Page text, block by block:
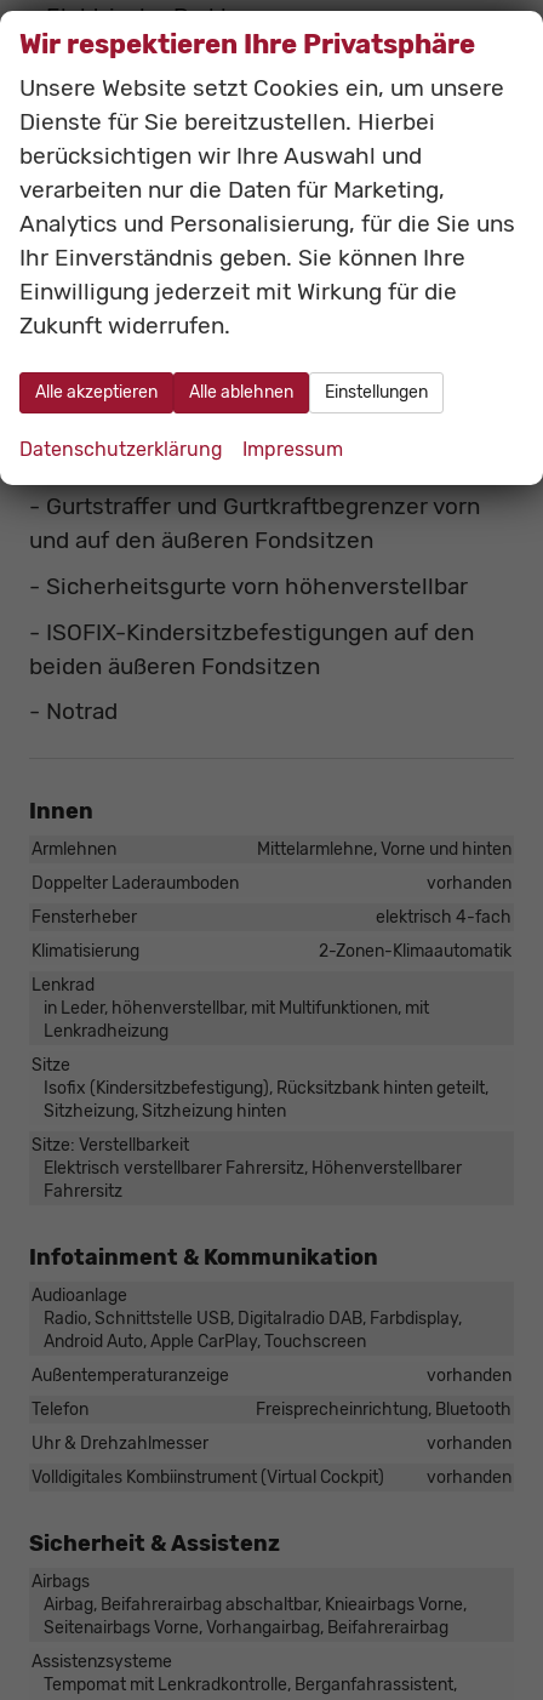
- Elektrische Parkbremse
- Berganfahrhilfe
- Akustisches Fahrzeug-Warnsystem (AVAS)
- Rückfahrkamera
- Einparkhilfe vorn und hinten mit aktiver
Bremsunterstützung
- eCall (automatischer Notruf)
- Airbags vorn für Fahrer und Beifahrer
- Knieairbag vorn für Fahrer
- Seitenairbags vorn
- Vorhangairbags vorn und hinten
- Gurtstraffer und Gurtkraftbegrenzer vorn
und auf den äußeren Fondsitzen
- Sicherheitsgurte vorn höhenverstellbar
- ISOFIX-Kindersitzbefestigungen auf den
beiden äußeren Fondsitzen
- Notrad
Innen
Armlehnen
Mittelarmlehne, Vorne und hinten
Doppelter Laderaumboden
vorhanden
Fensterheber
elektrisch 4-fach
Klimatisierung
2-Zonen-Klimaautomatik
Lenkrad
in Leder, höhenverstellbar, mit Multifunktionen, mit
Lenkradheizung
Sitze
Isofix (Kindersitzbefestigung), Rücksitzbank hinten geteilt,
Sitzheizung, Sitzheizung hinten
Sitze: Verstellbarkeit
Elektrisch verstellbarer Fahrersitz, Höhenverstellbarer
Fahrersitz
Infotainment & Kommunikation
Audioanlage
Radio, Schnittstelle USB, Digitalradio DAB, Farbdisplay,
Android Auto, Apple CarPlay, Touchscreen
Außentemperaturanzeige
vorhanden
Telefon
Freisprecheinrichtung, Bluetooth
Uhr & Drehzahlmesser
vorhanden
Volldigitales Kombiinstrument (Virtual Cockpit)
vorhanden
Sicherheit & Assistenz
Airbags
Airbag, Beifahrerairbag abschaltbar, Knieairbags Vorne,
Seitenairbags Vorne, Vorhangairbag, Beifahrerairbag
Assistenzsysteme
Tempomat mit Lenkradkontrolle, Berganfahrassistent,
Wir respektieren Ihre Privatsphäre
Unsere Website setzt Cookies ein, um unsere
Dienste für Sie bereitzustellen. Hierbei
berücksichtigen wir Ihre Auswahl und
verarbeiten nur die Daten für Marketing,
Analytics und Personalisierung, für die Sie uns
Ihr Einverständnis geben. Sie können Ihre
Einwilligung jederzeit mit Wirkung für die
Zukunft widerrufen.
Alle akzeptieren Alle ablehnen Einstellungen
Datenschutzerklärung Impressum